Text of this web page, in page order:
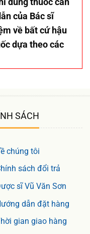
của Bác sĩ
về bất cứ hậu
dựa theo các
SÁCH
chúng tôi
sách đổi trả
sĩ Vũ Văn Sơn
dẫn đặt hàng
gian giao hàng